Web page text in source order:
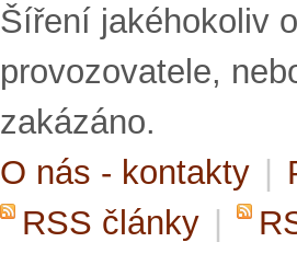
Šíření jakéhokoliv
provozovatele,
zakázáno.
O nás - kontakty
RSS články